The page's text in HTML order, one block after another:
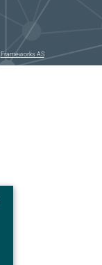
Frameworks AS